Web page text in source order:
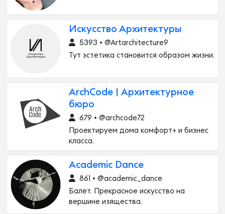
Искусство Архитектуры
5393 • @Artarchitecture9
Тут эстетика становится образом жизни.
ArchCode | Архитектурное
бюро
679 • @archcode72
Проектируем дома комфорт+ и бизнес
класса.
Academic Dance
861 • @academic_dance
Балет. Прекрасное искусство на
вершине изящества.